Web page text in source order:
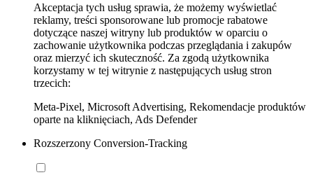
Akceptacja tych usług sprawia, że możemy wyświetlać
reklamy, treści sponsorowane lub promocje rabatowe
dotyczące naszej witryny lub produktów w oparciu o
zachowanie użytkownika podczas przeglądania i zakupów
oraz mierzyć ich skuteczność. Za zgodą użytkownika
korzystamy w tej witrynie z następujących usług stron
trzecich:
Meta-Pixel, Microsoft Advertising, Rekomendacje produktów
oparte na kliknięciach, Ads Defender
Rozszerzony Conversion-Tracking